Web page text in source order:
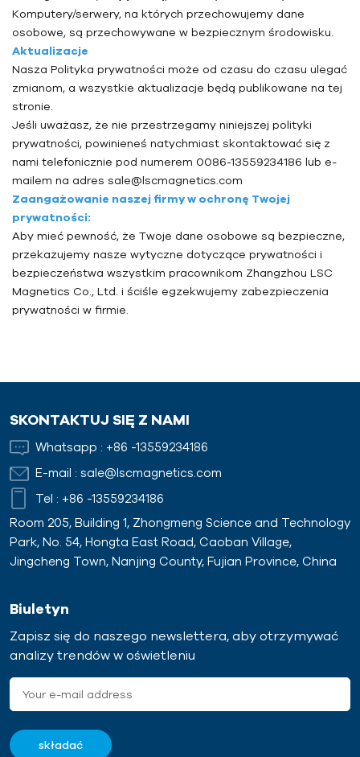
Komputery/serwery, na których przechowujemy dane
osobowe, są przechowywane w bezpiecznym środowisku.
Aktualizacje
Nasza Polityka prywatności może od czasu do czasu ulegać
zmianom, a wszystkie aktualizacje będą publikowane na tej
stronie.
Jeśli uważasz, że nie przestrzegamy niniejszej polityki
prywatności, powinieneś natychmiast skontaktować się z
nami telefonicznie pod numerem 0086-13559234186 lub e-
mailem na adres sale@lscmagnetics.com
Zaangażowanie naszej firmy w ochronę Twojej
prywatności:
Aby mieć pewność, że Twoje dane osobowe są bezpieczne,
przekazujemy nasze wytyczne dotyczące prywatności i
bezpieczeństwa wszystkim pracownikom Zhangzhou LSC
Magnetics Co., Ltd. i ściśle egzekwujemy zabezpieczenia
prywatności w firmie.
SKONTAKTUJ SIĘ Z NAMI
Whatsapp : +86 -13559234186
E-mail : sale@lscmagnetics.com
Tel : +86 -13559234186
Room 205, Building 1, Zhongmeng Science and Technology
Park, No. 54, Hongta East Road, Caoban Village,
Jingcheng Town, Nanjing County, Fujian Province, China
Biuletyn
Zapisz się do naszego newslettera, aby otrzymywać
analizy trendów w oświetleniu